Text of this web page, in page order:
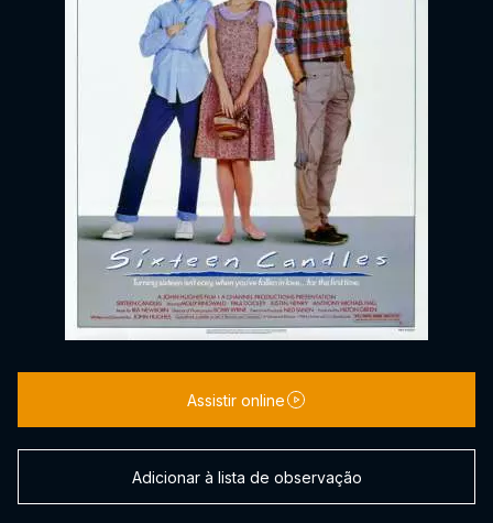
Assistir online
Adicionar à lista de observação